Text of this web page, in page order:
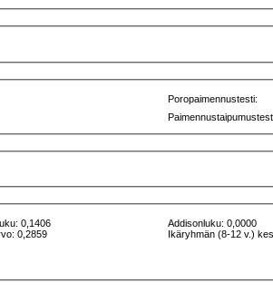
Poropaimennustesti:
0,1406
0,2859
Addisonluku: 0,0000
Ikäryhmän (8-12 v.)